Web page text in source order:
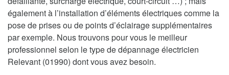
également à l’installation d’éléments électriques comme la
pose de prises ou de points d’éclairage supplémentaires
par exemple. Nous trouvons pour vous le meilleur
professionnel selon le type de dépannage électricien
Relevant (01990) dont vous avez besoin.